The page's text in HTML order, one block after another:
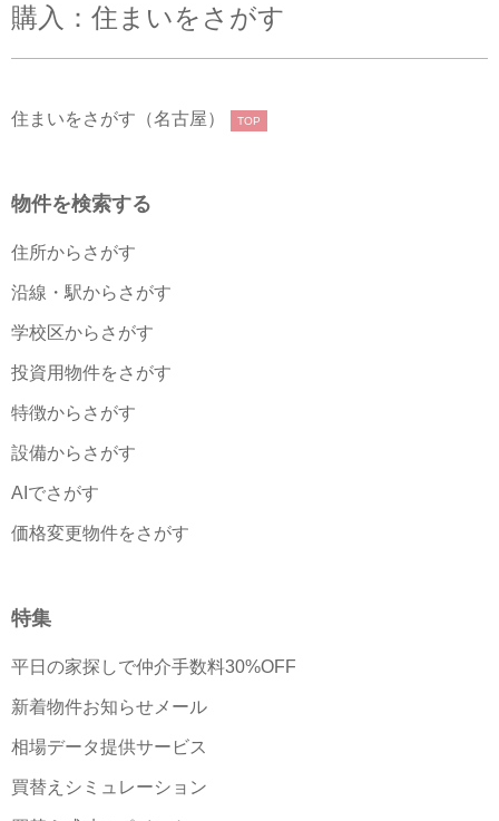
購入：住まいをさがす
住まいをさがす（名古屋） TOP
物件を検索する
住所からさがす
沿線・駅からさがす
学校区からさがす
投資用物件をさがす
特徴からさがす
設備からさがす
AIでさがす
価格変更物件をさがす
特集
平日の家探しで仲介手数料30%OFF
新着物件お知らせメール
相場データ提供サービス
買替えシミュレーション